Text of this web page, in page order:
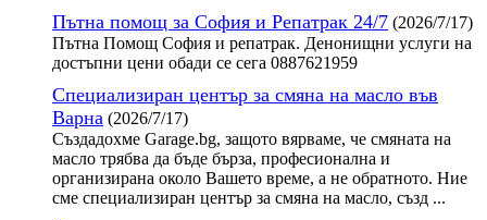
Пътна помощ за София и Репатрак 24/7 (2026/7/17)
Пътна Помощ София и репатрак. Денонищни услуги на
достъпни цени обади се сега 0887621959
Специализиран център за смяна на масло във
Варна (2026/7/17)
Създадохме Garage.bg, защото вярваме, че смяната на
масло трябва да бъде бърза, професионална и
организирана около Вашето време, а не обратното. Ние
сме специализиран център за смяна на масло, създ ...